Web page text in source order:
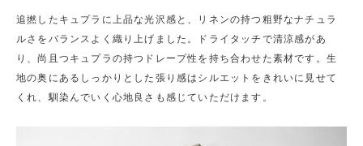
追撚したキュプラに上品な光沢感と、リネンの持つ粗野なナチュラ
ルさをバランスよく織り上げました。ドライタッチで清涼感があ
り、尚且つキュプラの持つドレープ性を持ち合わせた素材です。生
地の奥にあるしっかりとした張り感はシルエットをきれいに見せて
くれ、馴染んでいく心地良さも感じていただけます。